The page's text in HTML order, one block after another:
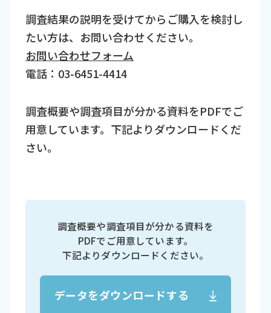
調査結果の説明を受けてからご購入を検討し
たい方は、お問い合わせください。
お問い合わせフォーム
電話：03-6451-4414
調査概要や調査項目が分かる資料をPDFでご
用意しています。下記よりダウンロードくだ
さい。
調査概要や調査項目が分かる資料を
PDFでご用意しています。
下記よりダウンロードください。
データをダウンロードする